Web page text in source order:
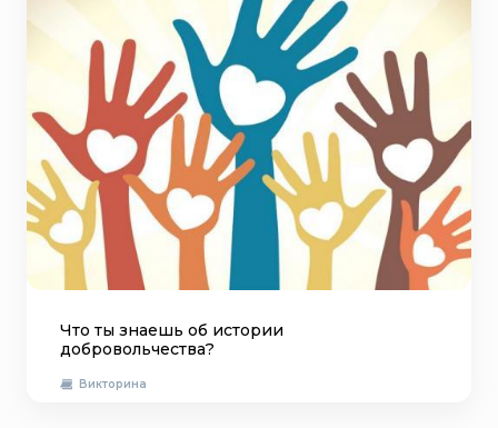
Что ты знаешь об истории
добровольчества?
Викторина